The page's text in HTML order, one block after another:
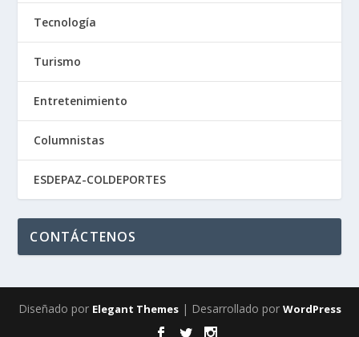
Tecnología
Turismo
Entretenimiento
Columnistas
ESDEPAZ-COLDEPORTES
CONTÁCTENOS
Diseñado por Elegant Themes| Desarrollado por WordPress